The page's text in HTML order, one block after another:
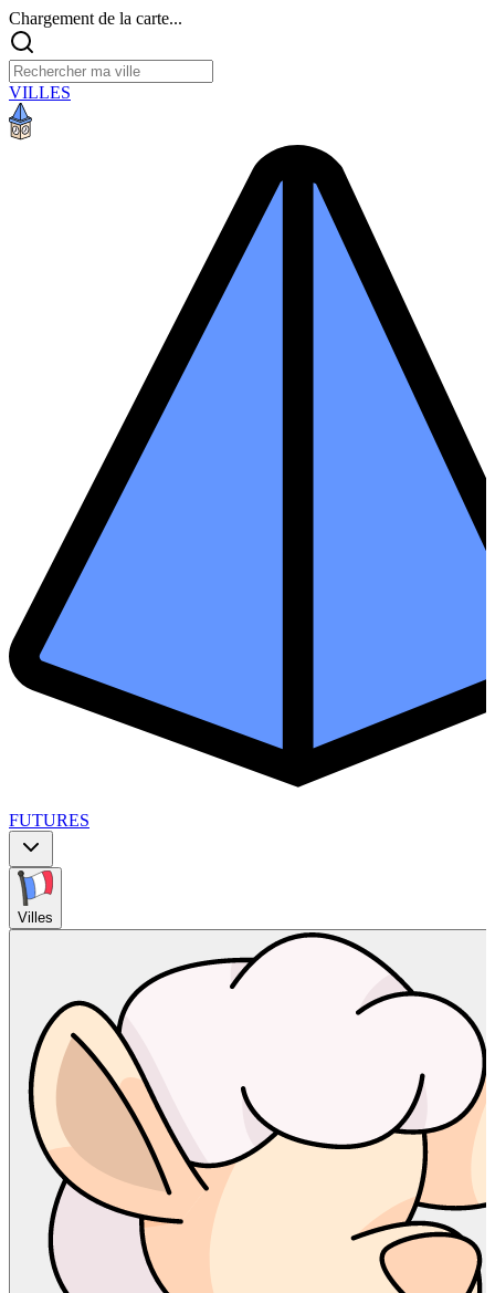
Chargement de la carte...
VILLES
FUTURES
Villes